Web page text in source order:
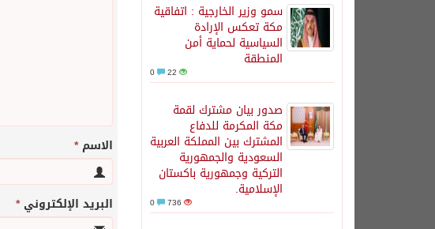
سمو وزير الخارجية : اتفاقية
مكة تعكس الإرادة
السياسية لحماية أمن
المنطقة
22
صدور بيان مشترك لقمة
مكة المكرمة للدفاع
المشترك بين المملكة العربية
السعودية والجمهورية
التركية وجمهورية باكستان
الإسلامية.
736
الاسم*
البريد الإلكتروني*